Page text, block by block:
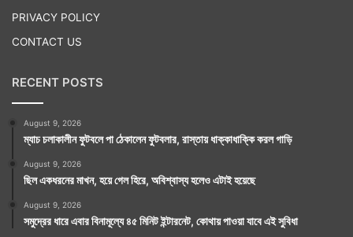
PRIVACY POLICY
CONTACT US
RECENT POSTS
August 9, 2026
ম্যাচ চলাকালীন ফুটবলে পা ঠেকালেন ফুটবলার, রাস্তায় ধাক্কাধাক্কি করল গাড়ি
August 9, 2026
ছিল একধরনের মাখন, হয়ে গেল হিরে, অবিশ্বাস্য হলেও এটাই হয়েছে
August 9, 2026
সমুদ্রের ধারে এবার বিনামূল্যে ৪৫ মিনিট ইন্টারনেট, কোথায় পাওয়া যাবে এই সুবিধা